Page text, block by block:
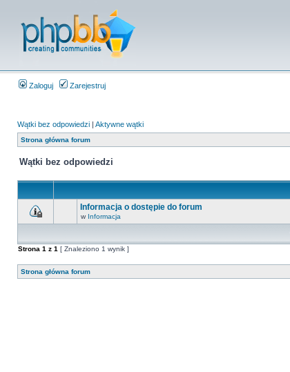
Zaloguj Zarejestruj
Wątki bez odpowiedzi | Aktywne wątki
Strona główna forum
Wątki bez odpowiedzi
Informacja o dostępie do forum
w Informacja
Strona 1 z 1 [ Znaleziono 1 wynik ]
Strona główna forum